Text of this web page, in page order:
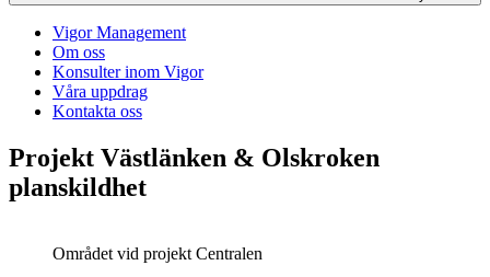
Vigor Management
Om oss
Konsulter inom Vigor
Våra uppdrag
Kontakta oss
Projekt Västlänken & Olskroken
planskildhet
Området vid projekt Centralen